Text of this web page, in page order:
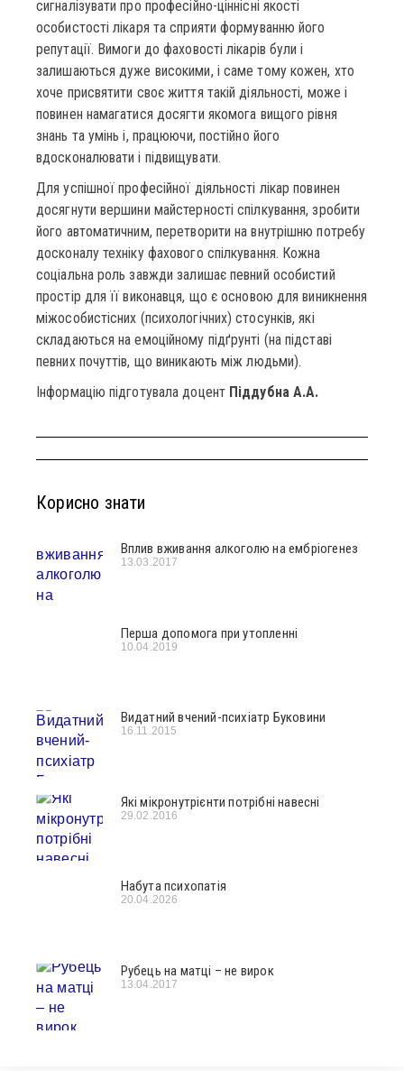
сигналізувати про професійно-ціннісні якості
особистості лікаря та сприяти формуванню його
репутації. Вимоги до фаховості лікарів були і
залишаються дуже високими, і саме тому кожен, хто
хоче присвятити своє життя такій діяльності, може і
повинен намагатися досягти якомога вищого рівня
знань та умінь і, працюючи, постійно його
вдосконалювати і підвищувати.
Для успішної професійної діяльності лікар повинен
досягнути вершини майстерності спілкування, зробити
його автоматичним, перетворити на внутрішню потребу
досконалу техніку фахового спілкування. Кожна
соціальна роль завжди залишає певний особистий
простір для її виконавця, що є основою для виникнення
міжособистісних (психологічних) стосунків, які
складаються на емоційному підґрунті (на підставі
певних почуттів, що виникають між людьми).
Інформацію підготувала доцент Піддубна А.А.
Корисно знати
Вплив вживання алкоголю на ембріогенез
13.03.2017
Перша допомога при утопленні
10.04.2019
Видатний вчений-психіатр Буковини
16.11.2015
Які мікронутрієнти потрібні навесні
29.02.2016
Набута психопатія
20.04.2026
Рубець на матці – не вирок
13.04.2017